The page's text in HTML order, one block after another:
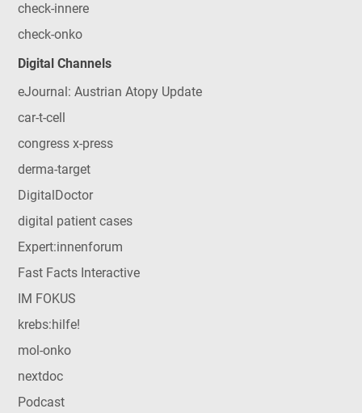
check-innere
check-onko
Digital Channels
eJournal: Austrian Atopy Update
car-t-cell
congress x-press
derma-target
DigitalDoctor
digital patient cases
Expert:innenforum
Fast Facts Interactive
IM FOKUS
krebs:hilfe!
mol-onko
nextdoc
Podcast